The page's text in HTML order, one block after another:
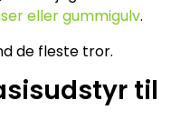
eller gummigulv.
de fleste tror.
til